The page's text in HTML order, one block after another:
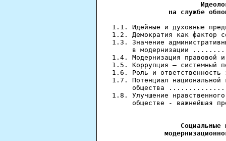
на службе
1.1. Идейные и духовные
1.2. Демократия как фактор
1.3. Значение
в модернизации
1.4. Модернизация
1.5. Коррупция — системный
1.6. Роль и
1.7. Потенциал национальной
общества
1.8. Улучшение
обществе - важнейшая
Социальные